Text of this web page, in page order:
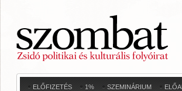
ELŐFIZETÉS 1% SZEMINÁRIUM